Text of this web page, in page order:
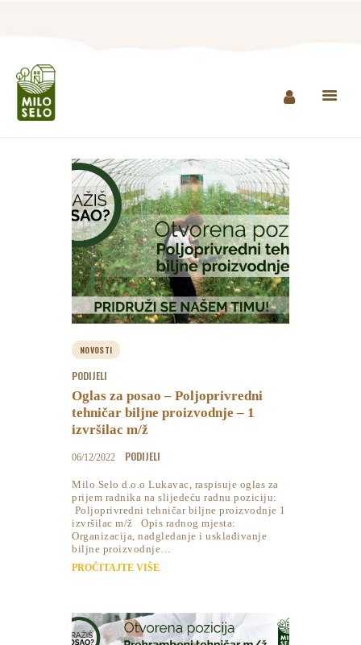
PROIZVODI
AGROTURIZAM I
RESTORAN
MINI ZOO
KONTAKT
KUPI PROIZVODE
NOVOSTI
PODIJELI
Oglas za posao – Poljoprivredni
tehničar biljne proizvodnje – 1
izvršilac m/ž
06/12/2022 PODIJELI
Milo Selo d.o.o Lukavac, raspisuje oglas za
prijem radnika na slijedeću radnu poziciju:
Poljoprivredni tehničar biljne proizvodnje 1
izvršilac m/ž Opis radnog mjesta:
Organizacija, nadgledanje i usklađivanje
biljne proizvodnje…
PROČITAJTE VIŠE